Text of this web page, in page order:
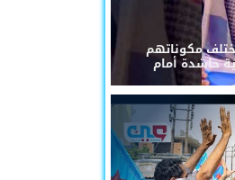
مكوناتهم
حاشدة أمام